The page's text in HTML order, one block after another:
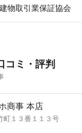
物取引業保証協会
コミ・評判
商事 本店
町１３番１１３号